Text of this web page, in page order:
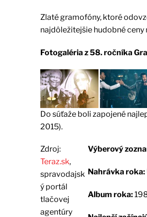
Zlaté gramofóny, ktoré
najdôležitejšie hudobné ceny
Fotogaléria z 58. ročníka
Do súťaže boli zapojené
2015).
Výberový
Nahrávka roka:
Album roka:
Zdroj:
Teraz.sk,
spravodajsk
ý portál
tlačovej
agentúry